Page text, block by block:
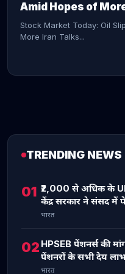
Amid Hopes of
Stock Market Today: Oil
More Iran Talks...
TRENDING NEWS
01 ₹2,000 से अधिक के
केंद्र सरकार ने संसद में
भारत
02 HPSEB पेंशनर्स की
पेंशनरों के सभी देय
भारत